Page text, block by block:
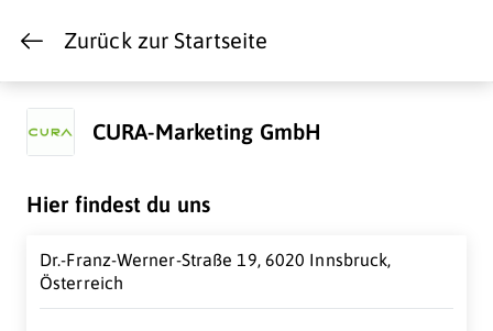
Zurück zur Startseite
CURA-Marketing GmbH
Hier findest du uns
Dr.-Franz-Werner-Straße 19, 6020 Innsbruck,
Österreich